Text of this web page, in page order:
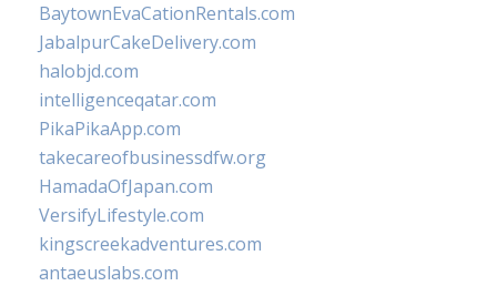
BaytownEvaCationRentals.com
JabalpurCakeDelivery.com
halobjd.com
intelligenceqatar.com
PikaPikaApp.com
takecareofbusinessdfw.org
HamadaOfJapan.com
VersifyLifestyle.com
kingscreekadventures.com
antaeuslabs.com